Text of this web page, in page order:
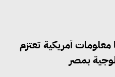
أمريكية تعتزم
بمصر